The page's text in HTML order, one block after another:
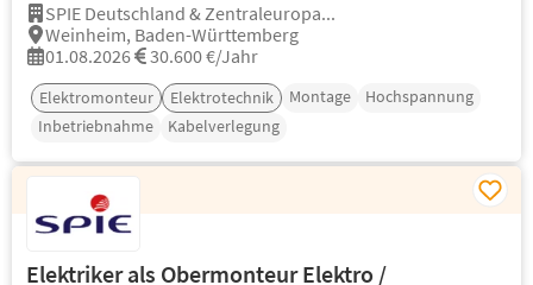
SPIE Deutschland & Zentraleuropa...
Weinheim, Baden-Württemberg
01.08.2026
30.600 €/Jahr
Elektromonteur Elektrotechnik Montage
Hochspannung
Inbetriebnahme
Kabelverlegung
Elektriker als Obermonteur Elektro /